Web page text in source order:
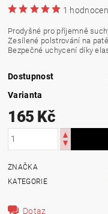
1
Prodyšné pro příjemně
Zesílené polstrování na
Bezpečné uchycení díky
Dostupnost
Varianta
165 Kč
ZNAČKA
KATEGORIE
Dotaz